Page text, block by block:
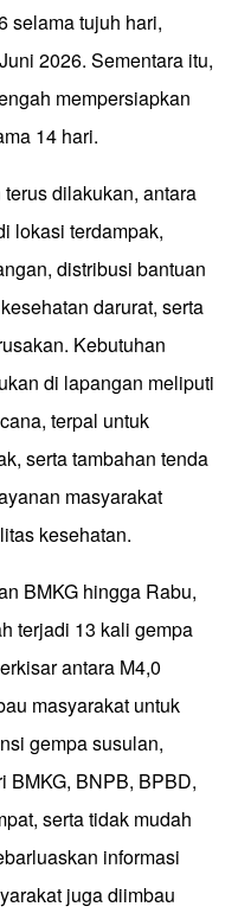
selama tujuh hari,
2026. Sementara itu,
mempersiapkan
14 hari.
dilakukan, antara
lokasi terdampak,
distribusi bantuan
darurat, serta
Kebutuhan
di lapangan meliputi
terpal untuk
serta tambahan tenda
masyarakat
kesehatan.
BMKG hingga Rabu,
terjadi 13 kali gempa
antara M4,0
masyarakat untuk
gempa susulan,
BMKG, BNPB, BPBD,
serta tidak mudah
informasi
juga diimbau